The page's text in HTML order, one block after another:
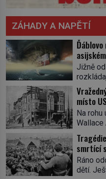
ZÁHADY A NAPĚTÍ
ve
Jižně
dracích,
v
Dračí
místem,
příroda
místo
Na rohu
Wallace
nápis
místní
sklepa.
vrah H.
smrtící
Ráno
dětí.